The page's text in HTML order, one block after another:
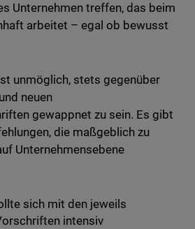
Unternehmen treffen, das beim
arbeitet – egal ob bewusst
unmöglich, stets gegenüber
neuen
gewappnet zu sein. Es gibt
die maßgeblich zu
Unternehmensebene
sich mit den jeweils
intensiv